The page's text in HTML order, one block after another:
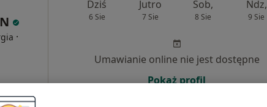
·
Dziś
6 Sie
Jutro
7 Sie
Sob,
8 Sie
Ndz,
9 Sie
Umawianie online nie jest dostępne
Pokaż profil